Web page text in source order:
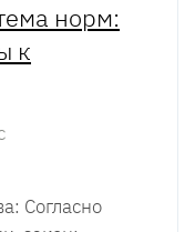
норм:
к
Согласно